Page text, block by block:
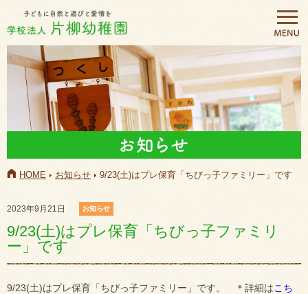
HOME お知らせ 9/23(土)はプレ保育「ちびっ子ファミリー」です
2023年9月21日 お知らせ
9/23(土)はプレ保育「ちびっ子ファミリ
ー」です
9/23(土)はプレ保育「ちびっ子ファミリー」です。 ＊詳細はこち